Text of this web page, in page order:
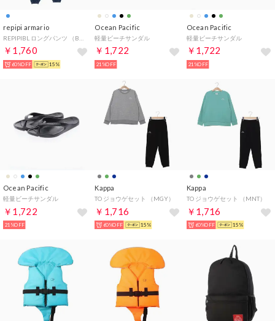
repipi armario
￥1,760
60%OFF 15%
Ocean Pacific
軽量ビーチサンダル
￥1,722
21%OFF
Ocean Pacific
軽量ビーチサンダル
￥1,722
21%OFF
Ocean Pacific
軽量ビーチサンダル
￥1,722
21%OFF
Kappa
TO ジョウゲセット （MGY）
￥1,716
60%OFF 15%
Kappa
TO ジョウゲセット （MNT）
￥1,716
60%OFF 15%